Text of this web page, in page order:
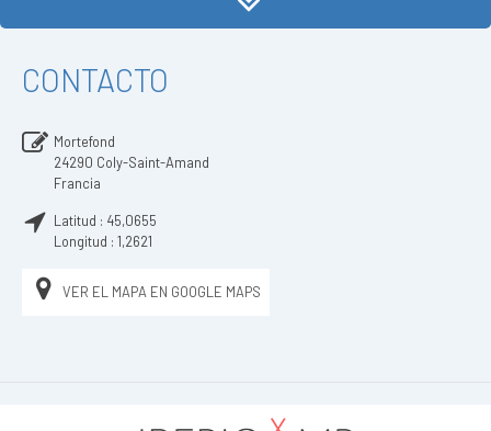
CONTACTO
Mortefond
24290 Coly-Saint-Amand
Francia
Latitud : 45,0655
Longitud : 1,2621
VER EL MAPA EN GOOGLE MAPS